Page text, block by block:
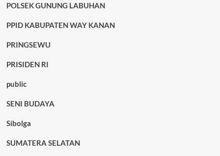
POLSEK GUNUNG LABUHAN
PPID KABUPATEN WAY KANAN
PRINGSEWU
PRISIDEN RI
public
SENI BUDAYA
Sibolga
SUMATERA SELATAN